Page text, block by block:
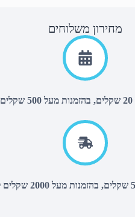
מחירון משלוחים